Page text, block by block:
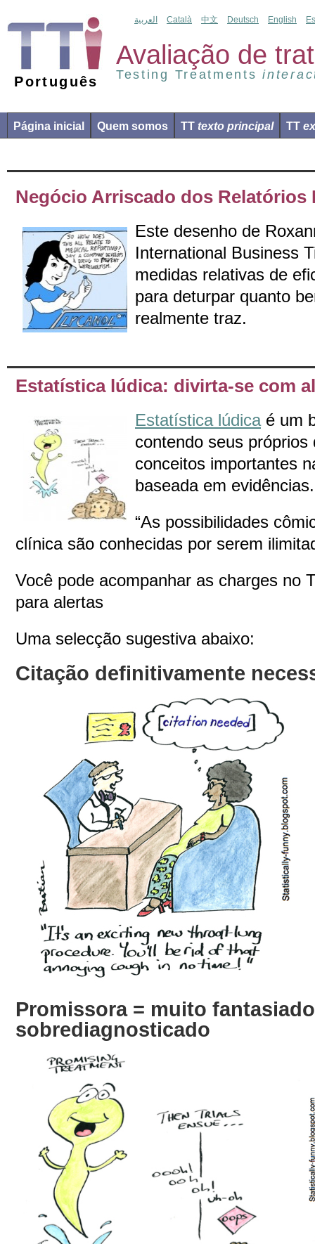
Português
Avaliação de
Testing Treatments
العربية Català 中文 Deutsch English
Página inicial Quem somos TT texto principal TT
Negócio Arriscado dos Relatórios
Este desenho de
International Business
medidas relativas de
para deturpar quanto
realmente traz.
Estatística lúdica: divirta-se com
Estatística lúdicaé um
contendo seus
conceitos importantes
baseada em evidências.
“As possibilidades
clínica são conhecidas por serem
Você pode acompanhar as charges no
para alertas
Uma selecção sugestiva abaixo:
Citação definitivamente
Promissora = muito
sobrediagnosticado